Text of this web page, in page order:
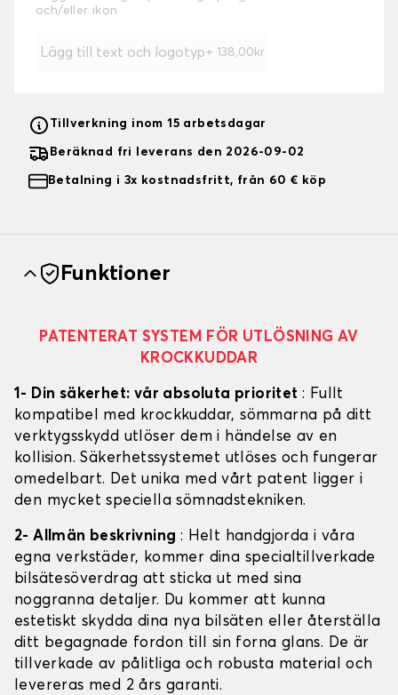
och/eller ikon
Lägg till text och logotyp + 138,00kr
Tillverkning inom 15 arbetsdagar
Beräknad fri leverans den 2026-09-02
Betalning i 3x kostnadsfritt, från 60 € köp
Funktioner
PATENTERAT SYSTEM FÖR UTLÖSNING AV
KROCKKUDDAR
1- Din säkerhet: vår absoluta prioritet : Fullt
kompatibel med krockkuddar, sömmarna på ditt
verktygsskydd utlöser dem i händelse av en
kollision. Säkerhetssystemet utlöses och fungerar
omedelbart. Det unika med vårt patent ligger i
den mycket speciella sömnadstekniken.
2- Allmän beskrivning : Helt handgjorda i våra
egna verkstäder, kommer dina specialtillverkade
bilsätesöverdrag att sticka ut med sina
noggranna detaljer. Du kommer att kunna
estetiskt skydda dina nya bilsäten eller återställa
ditt begagnade fordon till sin forna glans. De är
tillverkade av pålitliga och robusta material och
levereras med 2 års garanti.